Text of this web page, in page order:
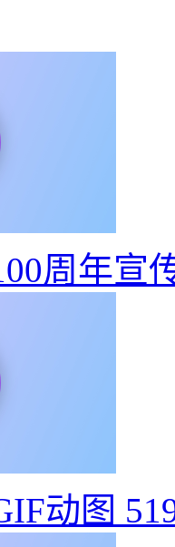
周年宣
动图